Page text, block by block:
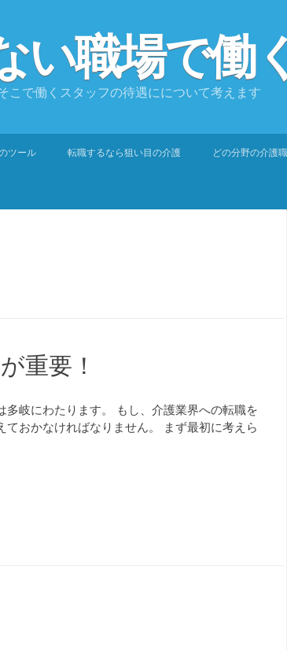
い職場で働
こで働くスタッフの待遇にについて考えます
ツール 転職するなら狙い目の介護 どの分野の介護
重要！
岐にわたります。 もし、介護業界への転職を
おかなければなりません。 まず最初に考えら